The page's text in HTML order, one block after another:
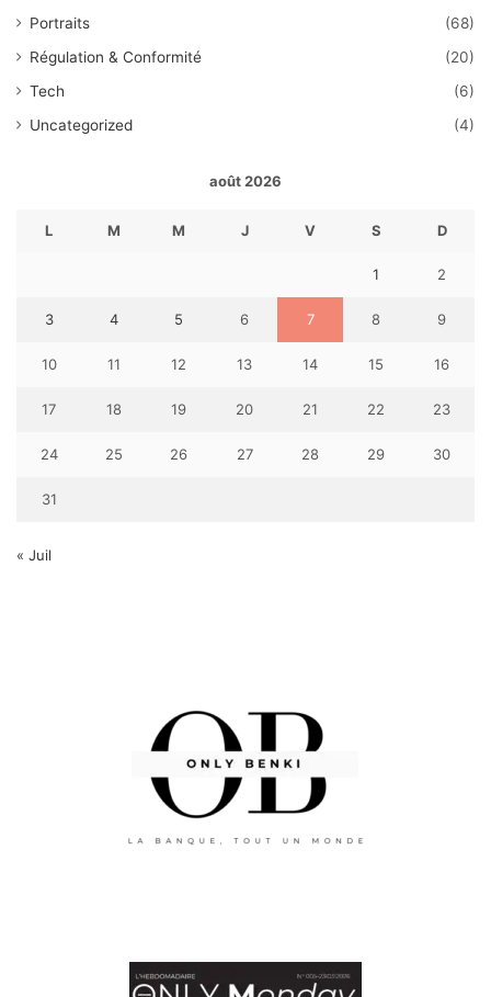
Portraits
(68)
Régulation & Conformité
(20)
Tech
(6)
Uncategorized
(4)
août 2026
L M M J V S D
1 2
3 4 5 6 7 8 9
10 11 12 13 14 15 16
17 18 19 20 21 22 23
24 25 26 27 28 29 30
31
« Juil